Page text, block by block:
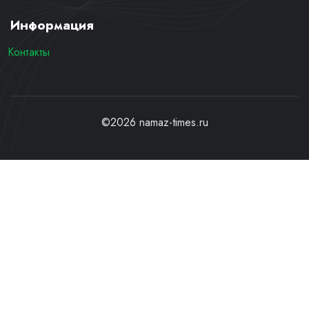
Информация
Контакты
©2026 namaz-times.ru